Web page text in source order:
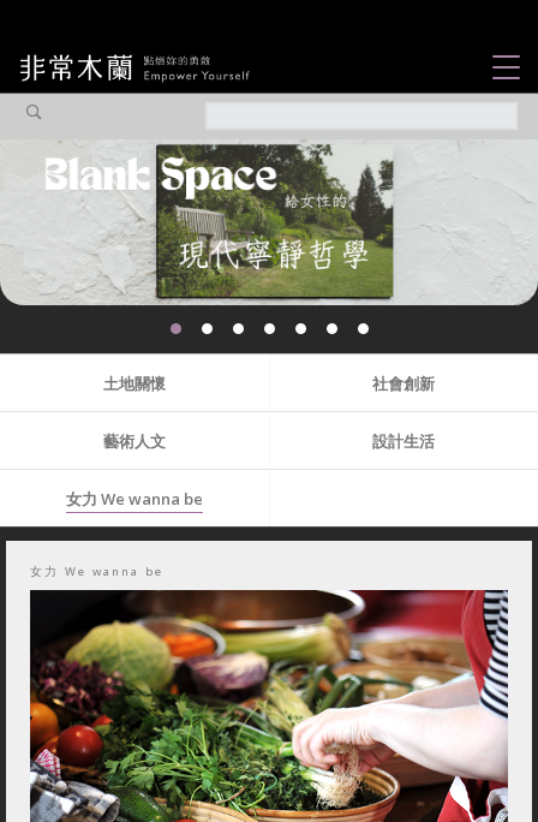
觀點專欄
焦點企劃
社會企業
認識我們
土地關懷 社會創新
藝術人文 設計生活
女力 We wanna be
女力 We wanna be